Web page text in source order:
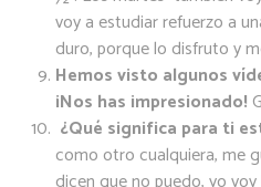
voy a estudiar refuerzo a
duro, porque lo disfruto y
Hemos visto algunos
¡Nos has impresionado!
¿Qué significa para ti
como otro cualquiera, me